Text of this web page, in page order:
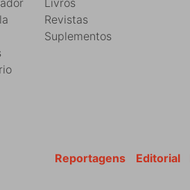
Revistas
Suplementos
Editorial
Reportagens